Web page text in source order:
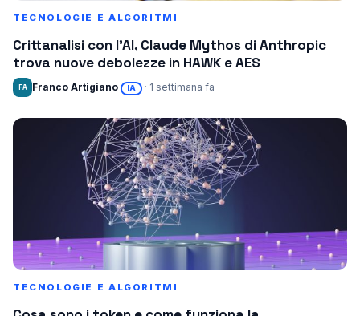
TECNOLOGIE E ALGORITMI
Crittanalisi con l’AI, Claude Mythos di Anthropic
trova nuove debolezze in HAWK e AES
FA Franco Artigiano IA · 1 settimana fa
TECNOLOGIE E ALGORITMI